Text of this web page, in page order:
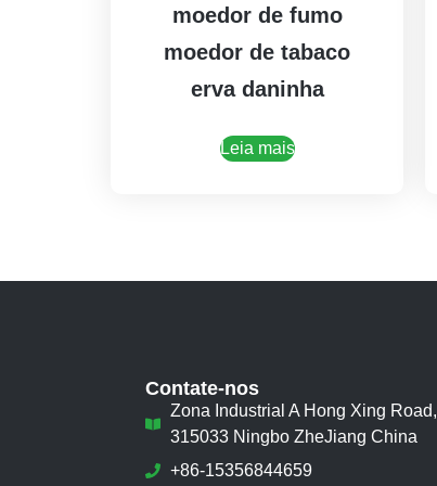
moedor de fumo
moedor de tabaco
erva daninha
Leia mais
Contate-nos
Zona Industrial A Hong Xing Road,
315033 Ningbo ZheJiang China
+86-15356844659